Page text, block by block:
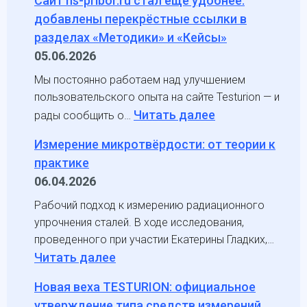
добавлены перекрёстные ссылки в
разделах «Методики» и «Кейсы»
05.06.2026
Мы постоянно работаем над улучшением
пользовательского опыта на сайте Testurion — и
рады сообщить о… Читать далее
ns-
ещё
удобнее:
добавлены
Измерение микротвёрдости: от теории к
практике
06.04.2026
Рабочий подход к измерению радиационного
упрочнения сталей. В ходе исследования,
проведенного при участии Екатерины Гладких,…
Читать далее
микротвёрдости:
Новая веха TESTURION: официальное